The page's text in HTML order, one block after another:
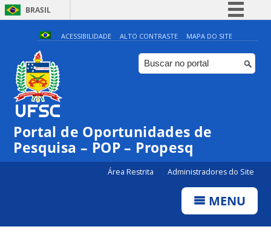
BRASIL
Simplifique!
Comunica BR
Participe
Canais
ACESSIBILIDADE ALTO CONTRASTE MAPA DO SITE
Portal de Oportunidades de
Pesquisa – POP – Propesq
Área Restrita Administradores do Site
MENU